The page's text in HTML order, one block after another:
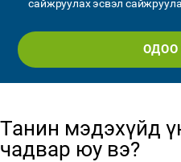
сайжруулах эсвэл
ОДОО
Танин мэдэхүйд
чадвар юу вэ?